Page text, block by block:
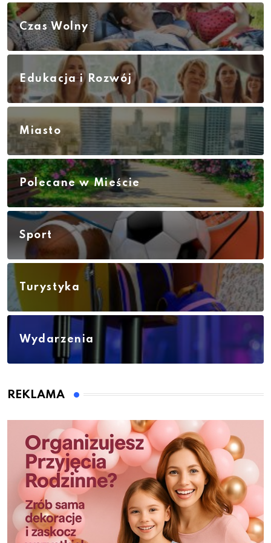
Czas Wolny
Edukacja i Rozwój
Miasto
Polecane w Mieście
Sport
Turystyka
Wydarzenia
REKLAMA